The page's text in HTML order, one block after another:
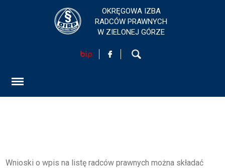
OKRĘGOWA IZBA
RADCÓW PRAWNYCH
W ZIELONEJ GÓRZE
Wnioski o wpis na listę radców prawnych można składać